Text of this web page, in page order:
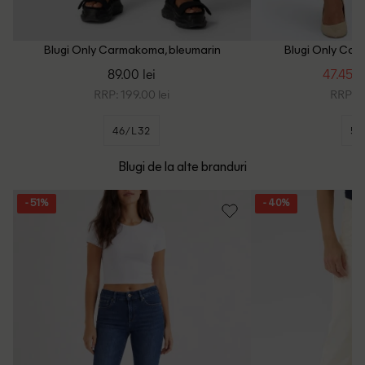
Blugi Only Carmakoma, bleumarin
89.00 lei
RRP: 199.00 lei
46/L32
Blugi Only
47.45
RRP:
Blugi de la alte branduri
- 51% - 40%